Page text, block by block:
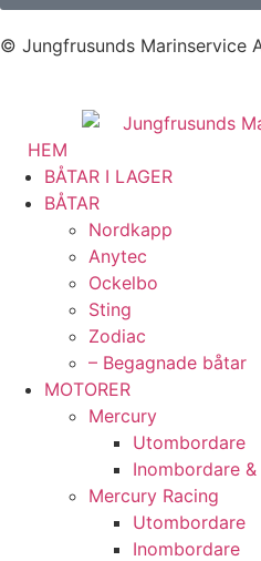
© Jungfrusunds Marinservice
HEM
BÅTAR I LAGER
BÅTAR
Nordkapp
Anytec
Ockelbo
Sting
Zodiac
– Begagnade båtar
MOTORER
Mercury
Utombordare
Inombordare
Mercury Racing
Utombordare
Inombordare